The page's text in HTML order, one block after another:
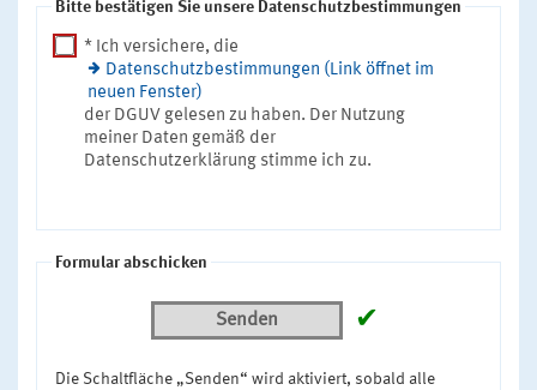
Bitte bestätigen Sie unsere Datenschutzbestimmungen
* Ich versichere, die
Datenschutzbestimmungen (Link öffnet im
neuen Fenster)
der DGUV gelesen zu haben. Der Nutzung
meiner Daten gemäß der
Datenschutzerklärung stimme ich zu.
Formular abschicken
Senden ✔
Die Schaltfläche „Senden“ wird aktiviert, sobald alle